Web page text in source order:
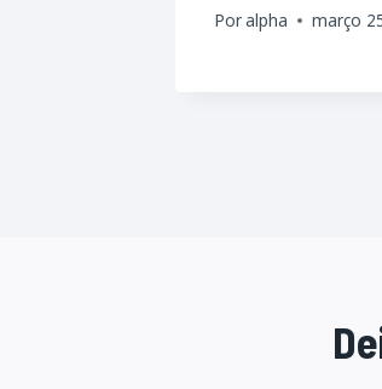
Poralpha março